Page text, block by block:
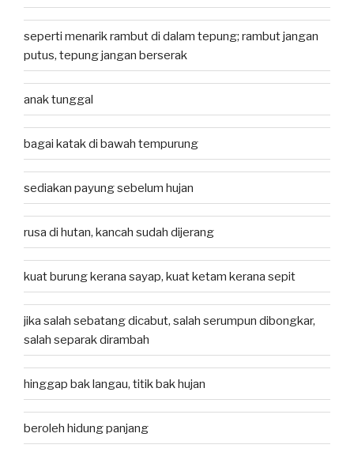
seperti menarik rambut di dalam tepung; rambut jangan
putus, tepung jangan berserak
anak tunggal
bagai katak di bawah tempurung
sediakan payung sebelum hujan
rusa di hutan, kancah sudah dijerang
kuat burung kerana sayap, kuat ketam kerana sepit
jika salah sebatang dicabut, salah serumpun dibongkar,
salah separak dirambah
hinggap bak langau, titik bak hujan
beroleh hidung panjang